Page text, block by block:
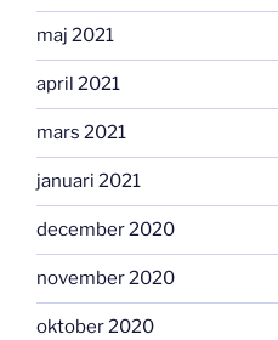
maj 2021
april 2021
mars 2021
januari 2021
december 2020
november 2020
oktober 2020